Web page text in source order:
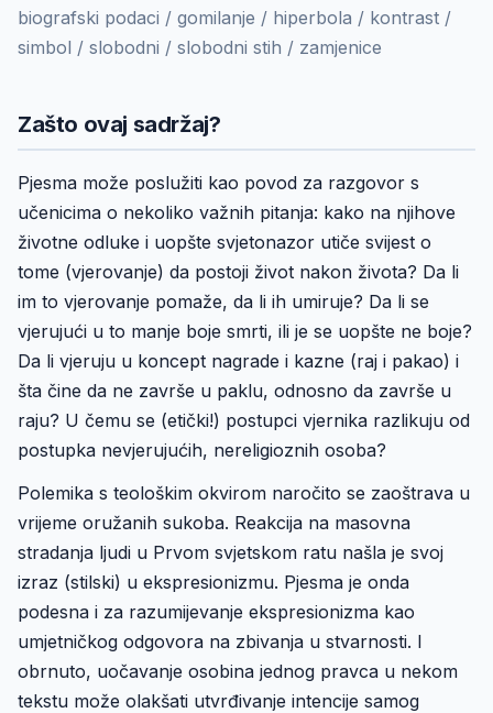
biografski podaci / gomilanje / hiperbola / kontrast /
simbol / slobodni / slobodni stih / zamjenice
Zašto ovaj sadržaj?
Pjesma može poslužiti kao povod za razgovor s
učenicima o nekoliko važnih pitanja: kako na njihove
životne odluke i uopšte svjetonazor utiče svijest o
tome (vjerovanje) da postoji život nakon života? Da li
im to vjerovanje pomaže, da li ih umiruje? Da li se
vjerujući u to manje boje smrti, ili je se uopšte ne boje?
Da li vjeruju u koncept nagrade i kazne (raj i pakao) i
šta čine da ne završe u paklu, odnosno da završe u
raju? U čemu se (etički!) postupci vjernika razlikuju od
postupka nevjerujućih, nereligioznih osoba?
Polemika s teološkim okvirom naročito se zaoštrava u
vrijeme oružanih sukoba. Reakcija na masovna
stradanja ljudi u Prvom svjetskom ratu našla je svoj
izraz (stilski) u ekspresionizmu. Pjesma je onda
podesna i za razumijevanje ekspresionizma kao
umjetničkog odgovora na zbivanja u stvarnosti. I
obrnuto, uočavanje osobina jednog pravca u nekom
tekstu može olakšati utvrđivanje intencije samog